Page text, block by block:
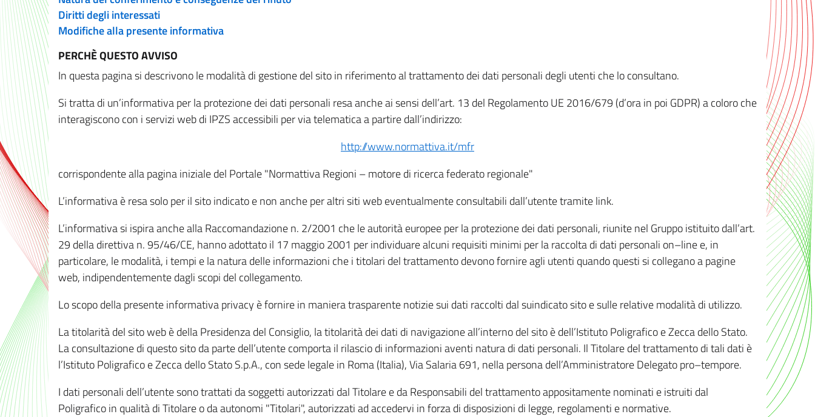
Diritti degli interessati
Modifiche alla presente informativa
PERCHÈ QUESTO AVVISO
In questa pagina si descrivono le modalità di gestione del sito in riferimento al trattamento dei dati personali degli utenti che lo consultano.
Si tratta di un’informativa per la protezione dei dati personali resa anche ai sensi dell’art. 13 del Regolamento UE 2016/679 (d’ora in poi GDPR) a coloro che
interagiscono con i servizi web di IPZS accessibili per via telematica a partire dall’indirizzo:
http://www.normattiva.it/mfr
corrispondente alla pagina iniziale del Portale "Normattiva Regioni – motore di ricerca federato regionale"
L’informativa è resa solo per il sito indicato e non anche per altri siti web eventualmente consultabili dall’utente tramite link.
L’informativa si ispira anche alla Raccomandazione n. 2/2001 che le autorità europee per la protezione dei dati personali, riunite nel Gruppo istituito dall’art.
29 della direttiva n. 95/46/CE, hanno adottato il 17 maggio 2001 per individuare alcuni requisiti minimi per la raccolta di dati personali on–line e, in
particolare, le modalità, i tempi e la natura delle informazioni che i titolari del trattamento devono fornire agli utenti quando questi si collegano a pagine
web, indipendentemente dagli scopi del collegamento.
Lo scopo della presente informativa privacy è fornire in maniera trasparente notizie sui dati raccolti dal suindicato sito e sulle relative modalità di utilizzo.
La titolarità del sito web è della Presidenza del Consiglio, la titolarità dei dati di navigazione all’interno del sito è dell’Istituto Poligrafico e Zecca dello Stato.
La consultazione di questo sito da parte dell’utente comporta il rilascio di informazioni aventi natura di dati personali. Il Titolare del trattamento di tali dati è
l’Istituto Poligrafico e Zecca dello Stato S.p.A., con sede legale in Roma (Italia), Via Salaria 691, nella persona dell’Amministratore Delegato pro–tempore.
I dati personali dell’utente sono trattati da soggetti autorizzati dal Titolare e da Responsabili del trattamento appositamente nominati e istruiti dal
Poligrafico in qualità di Titolare o da autonomi "Titolari", autorizzati ad accedervi in forza di disposizioni di legge, regolamenti e normative.